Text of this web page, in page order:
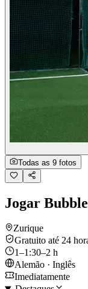
Todas as 9 fotos
Jogar
Zurique
Gratuito até 24
1–1:30–2 h
Alemão · Inglês
Imediatamente